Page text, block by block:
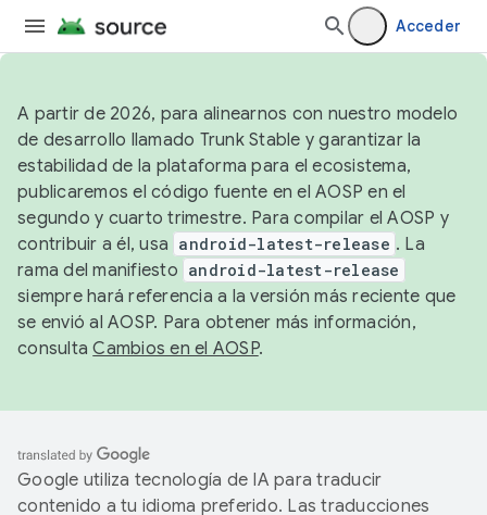
Acceder
A partir de 2026, para alinearnos con nuestro modelo
de desarrollo llamado Trunk Stable y garantizar la
estabilidad de la plataforma para el ecosistema,
publicaremos el código fuente en el AOSP en el
segundo y cuarto trimestre. Para compilar el AOSP y
contribuir a él, usa android-latest-release . La
rama del manifiesto android-latest-release
siempre hará referencia a la versión más reciente que
se envió al AOSP. Para obtener más información,
consultaCambios en el AOSP.
Google utiliza tecnología de IA para traducir
contenido a tu idioma preferido. Las traducciones